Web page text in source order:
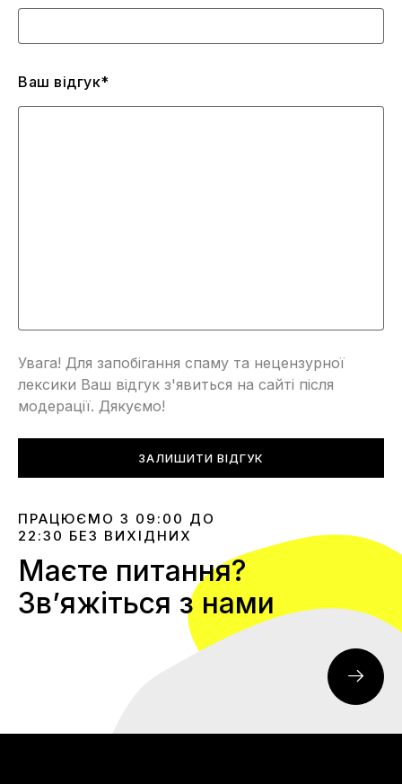
Ваш відгук*
Увага! Для запобігання спаму та нецензурної
лексики Ваш відгук з'явиться на сайті після
модерації. Дякуємо!
ЗАЛИШИТИ ВІДГУК
ПРАЦЮЄМО З 09:00 ДО
22:30 БЕЗ ВИХІДНИХ
Маєте питання?
Звʼяжіться з нами